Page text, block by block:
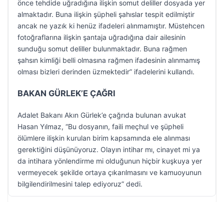
önce tehdide uğradığına ilişkin somut deliller dosyada yer
almaktadır. Buna ilişkin şüpheli şahıslar tespit edilmiştir
ancak ne yazık ki henüz ifadeleri alınmamıştır. Müstehcen
fotoğraflarına ilişkin şantaja uğradığına dair ailesinin
sunduğu somut deliller bulunmaktadır. Buna rağmen
şahsın kimliği belli olmasına rağmen ifadesinin alınmamış
olması bizleri derinden üzmektedir” ifadelerini kullandı.
BAKAN GÜRLEK’E ÇAĞRI
Adalet Bakanı Akın Gürlek’e çağrıda bulunan avukat
Hasan Yılmaz, “Bu dosyanın, faili meçhul ve şüpheli
ölümlere ilişkin kurulan birim kapsamında ele alınması
gerektiğini düşünüyoruz. Olayın intihar mı, cinayet mi ya
da intihara yönlendirme mi olduğunun hiçbir kuşkuya yer
vermeyecek şekilde ortaya çıkarılmasını ve kamuoyunun
bilgilendirilmesini talep ediyoruz” dedi.